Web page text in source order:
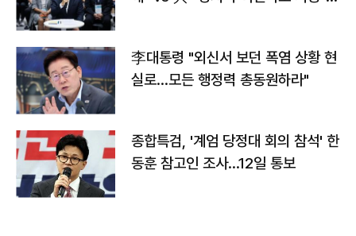
李대통령 "외신서 보던 폭염 상황 현
실로…모든 행정력 총동원하라"
종합특검, '계엄 당정대 회의 참석' 한
동훈 참고인 조사...12일 통보